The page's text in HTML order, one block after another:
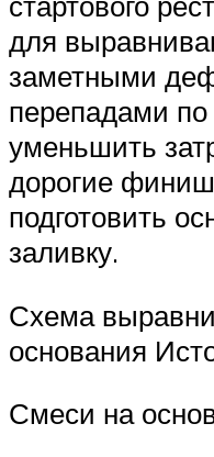
для
заметными
перепадами
уменьшить
дорогие
подготовить
заливку.
Схема
основания
Смеси на